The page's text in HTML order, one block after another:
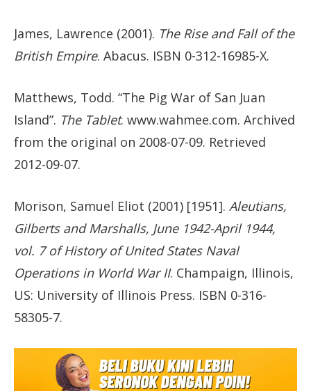
James, Lawrence (2001). The Rise and Fall of the
British Empire. Abacus. ISBN 0-312-16985-X.
Matthews, Todd. “The Pig War of San Juan
Island”. The Tablet. www.wahmee.com. Archived
from the original on 2008-07-09. Retrieved
2012-09-07.
Morison, Samuel Eliot (2001) [1951]. Aleutians,
Gilberts and Marshalls, June 1942-April 1944,
vol. 7 of History of United States Naval
Operations in World War II. Champaign, Illinois,
US: University of Illinois Press. ISBN 0-316-
58305-7.